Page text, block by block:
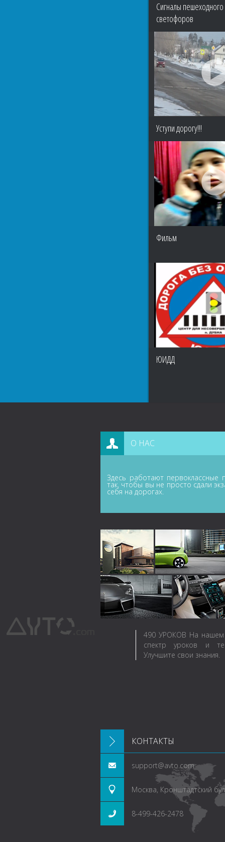
Сигналы
светофоров
Уступи дорогу!!!
Фильм
ЮИДД
О НАС
Здесь работают первоклассные
так, чтобы вы не просто сдали
себя на дорогах.
490 УРОКОВ На нашем
спектр уроков и
Улучшите свои знания.
КОНТАКТЫ
support@avto.com
Москва, Кронштадтский
8-499-426-2478